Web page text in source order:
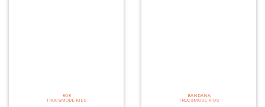
BOB
TROC&MODE KIDS
BANDANA
TROC&MODE KIDS